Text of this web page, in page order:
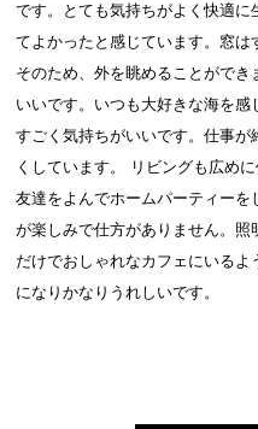
です。とても気持ちがよく快適に
てよかったと感じています。窓は
そのため、外を眺めることがで
いいです。いつも大好きな海を感
すごく気持ちがいいです。仕事
くしています。 リビングも広め
友達をよんでホームパーティー
が楽しみで仕方がありません。
だけでおしゃれなカフェにいる
になりかなりうれしいです。